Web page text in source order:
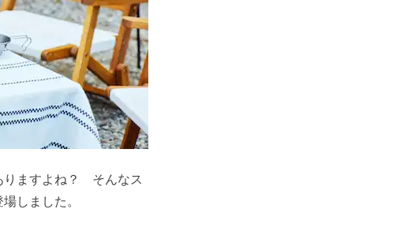
りますよね？ そんなス
しました。